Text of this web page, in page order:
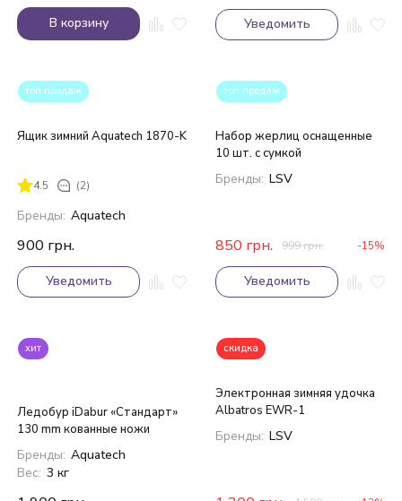
В корзину Уведомить
топ продаж
Ящик зимний Aquatech 1870-K
4.5 (2)
Бренды: Aquatech
900 грн.
Уведомить
топ продаж
Набор жерлиц оснащенные
10 шт. с сумкой
Бренды: LSV
850 грн. 999грн. -15%
Уведомить
хит
Ледобур iDabur «Стандарт»
130 mm кованные ножи
Бренды: Aquatech
Вес: 3 кг
скидка
Электронная зимняя удочка
Albatros EWR-1
Бренды: LSV